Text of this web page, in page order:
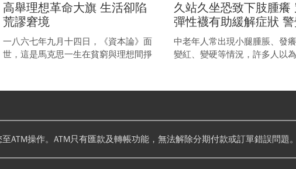
高舉理想革命大旗 生活卻陷
荒謬窘境
一八六七年九月十四日，《資本論》面
世，這是馬克思一生在貧窮與理想間掙
卻充滿諷刺。
久站久坐恐致下肢腫癢
彈性襪有助緩解症狀
脈循環異常 防範鬱血
炎
中老年人常出現小腿腫脹、發
變紅、變硬等情況，許多人以
ATM操作。ATM只有匯款及轉帳功能，無法解除分期付款或訂單錯誤問